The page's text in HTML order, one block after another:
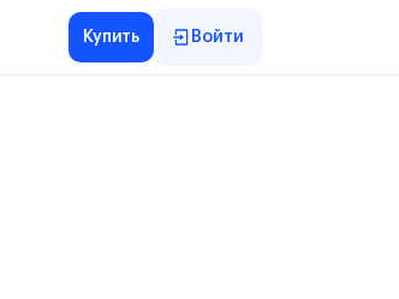
Купить Войти